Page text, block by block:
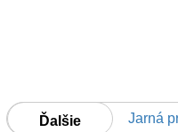
Ďalšie